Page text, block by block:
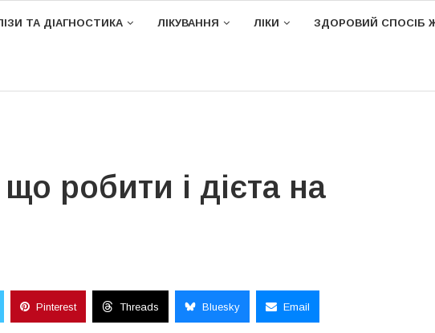
ТА ДІАГНОСТИКА ЛІКУВАННЯ ЛІКИ ЗДОРОВИЙ СПОСІБ
робити і дієта на
Pinterest Threads Bluesky Email